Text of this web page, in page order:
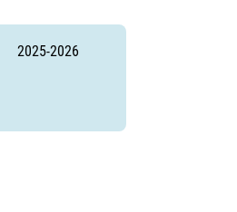
2025-2026